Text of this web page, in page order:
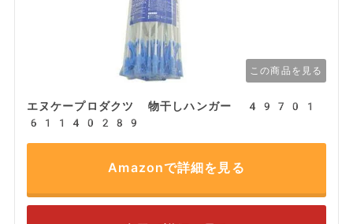
この商品を見る
エヌケープロダクツ 物干しハンガー 49701
61140289
Amazonで詳細を見る